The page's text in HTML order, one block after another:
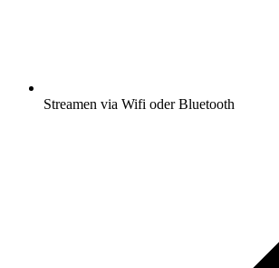
Streamen via Wifi oder Bluetooth